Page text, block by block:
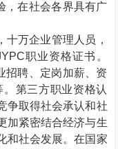
，在社会各界具有广
十万企业管理人员，
职业资格证书。
招聘、定岗加薪、资
第三方职业资格认
争取得社会承认和社
加紧密结合经济与生
和社会发展。在国家